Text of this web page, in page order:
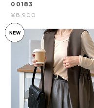
00183
¥8,900